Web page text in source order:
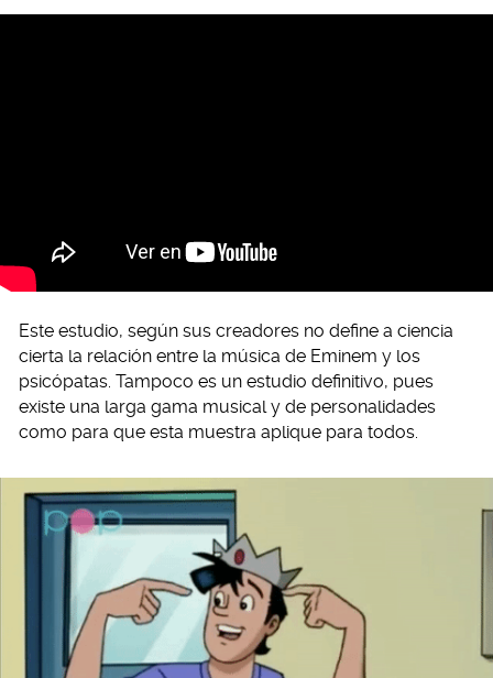
Este estudio, según sus creadores no define a ciencia
cierta la relación entre la música de Eminem y los
psicópatas. Tampoco es un estudio definitivo, pues
existe una larga gama musical y de personalidades
como para que esta muestra aplique para todos.